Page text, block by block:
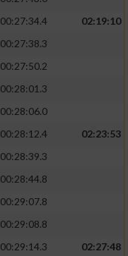
00:27:34.4
02:19:10
00:27:38.3
00:27:50.2
00:28:01.3
00:28:06.0
00:28:12.4
02:23:53
00:28:39.3
00:28:44.8
00:29:07.8
00:29:08.8
00:29:14.3 02:27:48